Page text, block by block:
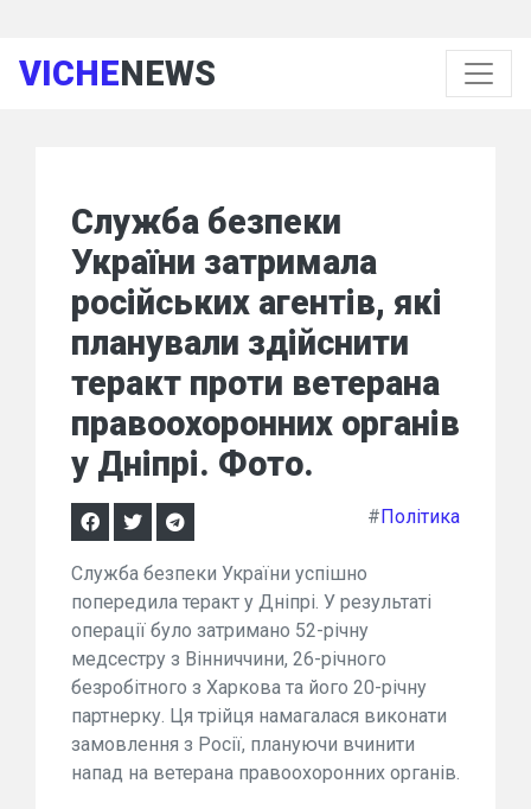
VICHENEWS
Служба безпеки
України затримала
російських агентів, які
планували здійснити
теракт проти ветерана
правоохоронних органів
у Дніпрі. Фото.
#Політика
Служба безпеки України успішно
попередила теракт у Дніпрі. У результаті
операції було затримано 52-річну
медсестру з Вінниччини, 26-річного
безробітного з Харкова та його 20-річну
партнерку. Ця трійця намагалася виконати
замовлення з Росії, плануючи вчинити
напад на ветерана правоохоронних органів.